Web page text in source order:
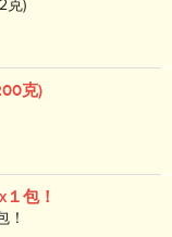
克)
克)
包！
！